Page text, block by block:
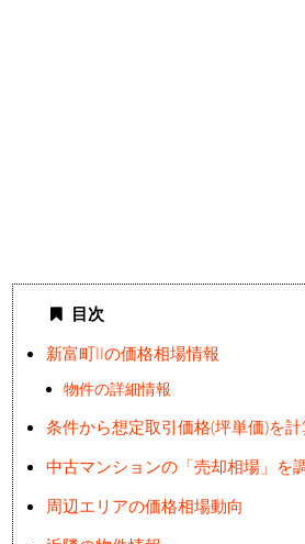
目次
新富町IIの価格相場情報
物件の詳細情報
条件から想定取引価格(坪単価)を計
中古マンションの「売却相場」を
周辺エリアの価格相場動向